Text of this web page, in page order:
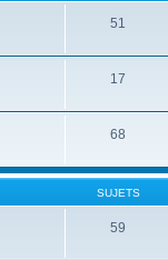
51
17
68
SUJETS
59